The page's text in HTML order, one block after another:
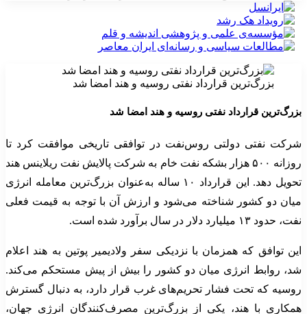
بزرگ‌ترین قرارداد نفتی روسیه و هند امضا شد
بزرگ‌ترین قرارداد نفتی روسیه و هند امضا شد
شرکت نفتی دولتی روس‌نفت در توافقی تاریخی موافقت کرد تا
روزانه ۵۰۰ هزار بشکه نفت خام به شرکت پالایش نفت ریلاینس هند
تحویل دهد. این قرارداد ۱۰ ساله به‌عنوان بزرگ‌ترین معامله انرژی
میان دو کشور شناخته می‌شود و ارزش آن با توجه به قیمت فعلی
نفت، حدود ۱۳ میلیارد دلار در سال برآورد شده است.
این توافق که همزمان با نزدیکی سفر ولادیمیر پوتین به هند اعلام
شد، روابط انرژی میان دو کشور را بیش از پیش مستحکم می‌کند.
روسیه که تحت فشار تحریم‌های غرب قرار دارد، به دنبال گسترش
همکاری با هند، یکی از بزرگ‌ترین مصرف‌کنندگان انرژی جهان،